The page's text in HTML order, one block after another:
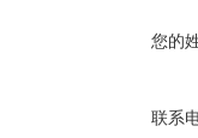
您的
联系